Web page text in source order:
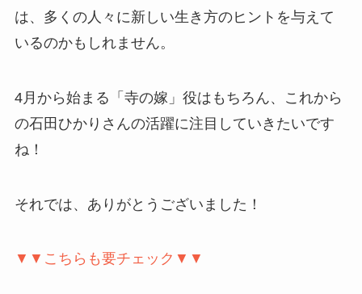
は、多くの人々に新しい生き方のヒントを与えて
いるのかもしれません。
4月から始まる「寺の嫁」役はもちろん、これから
の石田ひかりさんの活躍に注目していきたいです
ね！
それでは、ありがとうございました！
▼▼こちらも要チェック▼▼